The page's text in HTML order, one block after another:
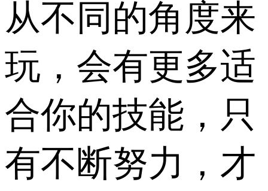
从不同的角度来
玩，会有更多适
合你的技能，只
有不断努力，才